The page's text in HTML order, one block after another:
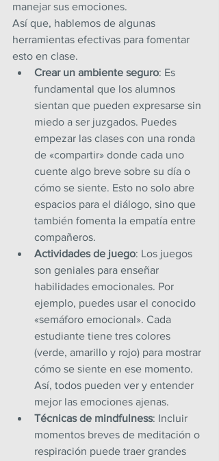
manejar sus emociones.
Así que, hablemos de algunas
herramientas efectivas para fomentar
esto en clase.
Crear un ambiente seguro: Es
fundamental que los alumnos
sientan que pueden expresarse sin
miedo a ser juzgados. Puedes
empezar las clases con una ronda
de «compartir» donde cada uno
cuente algo breve sobre su día o
cómo se siente. Esto no solo abre
espacios para el diálogo, sino que
también fomenta la empatía entre
compañeros.
Actividades de juego: Los juegos
son geniales para enseñar
habilidades emocionales. Por
ejemplo, puedes usar el conocido
«semáforo emocional». Cada
estudiante tiene tres colores
(verde, amarillo y rojo) para mostrar
cómo se siente en ese momento.
Así, todos pueden ver y entender
mejor las emociones ajenas.
Técnicas de mindfulness: Incluir
momentos breves de meditación o
respiración puede traer grandes